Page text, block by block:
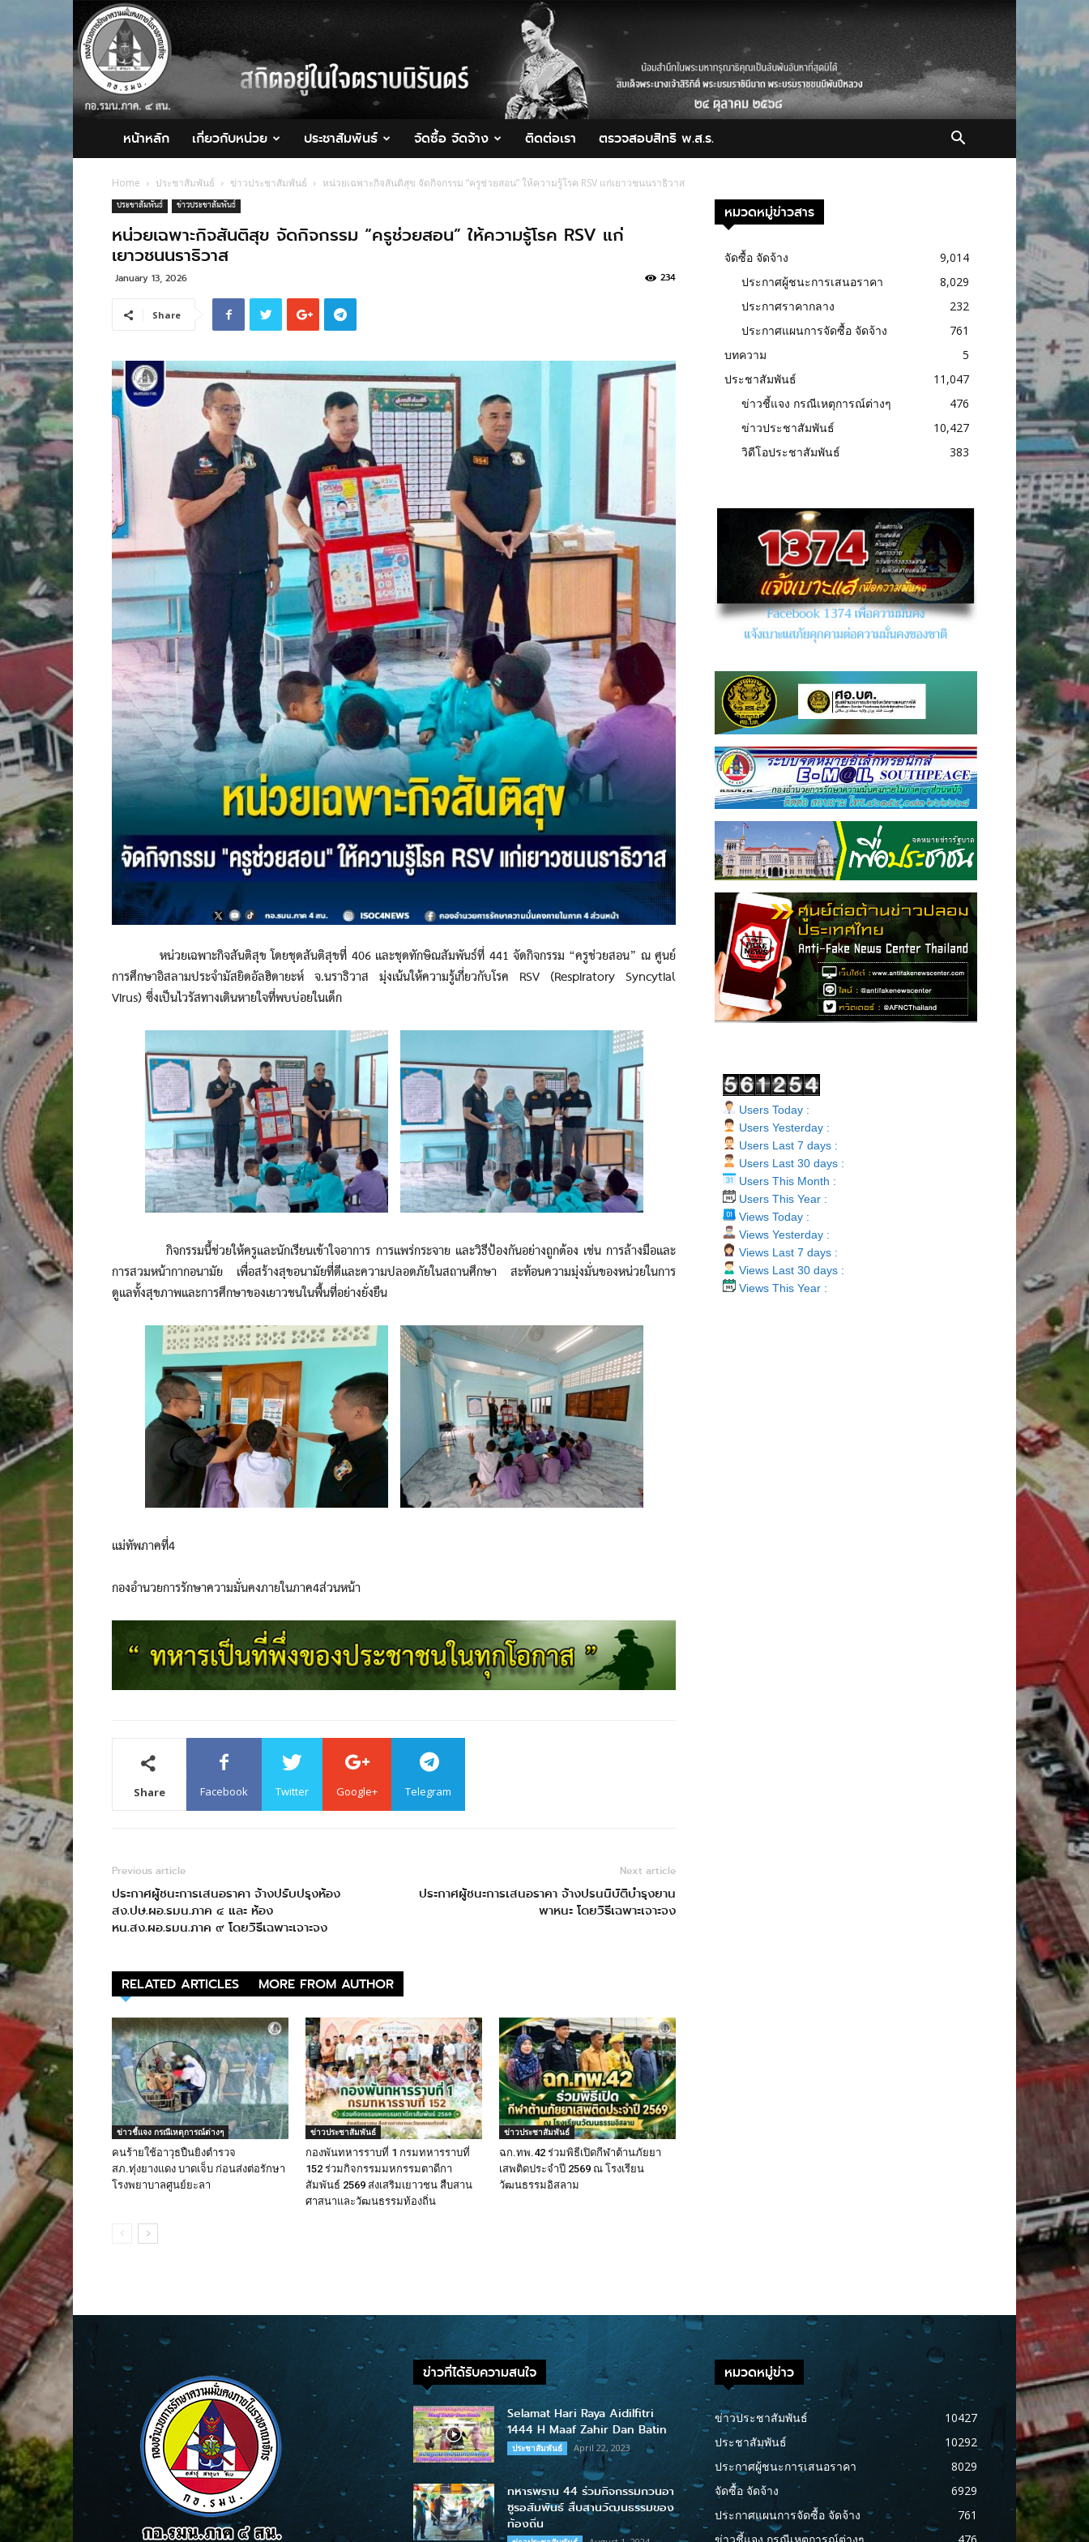
กอ.รมน.ภาค
4
สน.
หน้าหลัก เกี่ยวกับหน่วย ประชาสัมพันธ์ จัดซื้อ จัดจ้าง ติดต่อเรา ตรวจสอบสิทธิ พ.ส.ร.
Home ประชาสัมพันธ์ ข่าวประชาสัมพันธ์ หน่วยเฉพาะกิจสันติสุข จัดกิจกรรม “ครูช่วยสอน” ให้ความรู้โรค RSV แก่เยาวชนนราธิวาส
ประชาสัมพันธ์ ข่าวประชาสัมพันธ์
หน่วยเฉพาะกิจสันติสุข จัดกิจกรรม “ครูช่วยสอน” ให้ความรู้โรค RSV แก่
เยาวชนนราธิวาส
January 13, 2026 234
Share
หน่วยเฉพาะกิจสันติสุข โดยชุดสันติสุขที่ 406 และชุดทักษิณสัมพันธ์ที่ 441 จัดกิจกรรม “ครูช่วยสอน” ณ ศูนย์
การศึกษาอิสลามประจำมัสยิดอัลฮิดายะห์ จ.นราธิวาส มุ่งเน้นให้ความรู้เกี่ยวกับโรค RSV (Respiratory Syncytial
Virus) ซึ่งเป็นไวรัสทางเดินหายใจที่พบบ่อยในเด็ก
กิจกรรมนี้ช่วยให้ครูและนักเรียนเข้าใจอาการ การแพร่กระจาย และวิธีป้องกันอย่างถูกต้อง เช่น การล้างมือและ
การสวมหน้ากากอนามัย เพื่อสร้างสุขอนามัยที่ดีและความปลอดภัยในสถานศึกษา สะท้อนความมุ่งมั่นของหน่วยในการ
ดูแลทั้งสุขภาพและการศึกษาของเยาวชนในพื้นที่อย่างยั่งยืน
แม่ทัพภาคที่4
กองอำนวยการรักษาความมั่นคงภายในภาค4ส่วนหน้า
Share Facebook Twitter Google+ Telegram
Previous article
ประกาศผู้ชนะการเสนอราคา จ้างปรับปรุงห้อง
สง.ปษ.ผอ.รมน.ภาค ๔ และ ห้อง
หน.สง.ผอ.รมน.ภาค ๙ โดยวิธีเฉพาะเจาะจง
Next article
ประกาศผู้ชนะการเสนอราคา จ้างปรนนิบัติบำรุงยาน
พาหนะ โดยวิธีเฉพาะเจาะจง
RELATED ARTICLES MORE FROM AUTHOR
ข่าวชี้แจง กรณีเหตุการณ์ต่างๆ
คนร้ายใช้อาวุธปืนยิงตำรวจ
สภ.ทุ่งยางแดง บาดเจ็บ ก่อนส่งต่อรักษา
โรงพยาบาลศูนย์ยะลา
ข่าวประชาสัมพันธ์
กองพันทหารราบที่ 1 กรมทหารราบที่
152 ร่วมกิจกรรมมหกรรมตาดีกา
สัมพันธ์ 2569 ส่งเสริมเยาวชน สืบสาน
ศาสนาและวัฒนธรรมท้องถิ่น
ข่าวประชาสัมพันธ์
ฉก.ทพ.42 ร่วมพิธีเปิดกีฬาต้านภัยยา
เสพติดประจำปี 2569 ณ โรงเรียน
วัฒนธรรมอิสลาม
หมวดหมู่ข่าวสาร
จัดซื้อ จัดจ้าง
9,014
ประกาศผู้ชนะการเสนอราคา
8,029
ประกาศราคากลาง
232
ประกาศแผนการจัดซื้อ จัดจ้าง
761
บทความ
5
ประชาสัมพันธ์
11,047
ข่าวชี้แจง กรณีเหตุการณ์ต่างๆ
476
ข่าวประชาสัมพันธ์
10,427
วิดีโอประชาสัมพันธ์
383
Users Today :
Users Yesterday :
Users Last 7 days :
Users Last 30 days :
Users This Month :
Users This Year :
Views Today :
Views Yesterday :
Views Last 7 days :
Views Last 30 days :
Views This Year :
ข่าวที่ได้รับความสนใจ
Selamat Hari Raya Aidilfitri
1444 H Maaf Zahir Dan Batin
ประชาสัมพันธ์ April 22, 2023
ทหารพราน 44 ร่วมกิจกรรมกวนอา
ซูรอสัมพันธ์ สืบสานวัฒนธรรมของ
ท้องถิ่น
หมวดหมู่ข่าว
ข่าวประชาสัมพันธ์
10427
ประชาสัมพันธ์
10292
ประกาศผู้ชนะการเสนอราคา
8029
จัดซื้อ จัดจ้าง
6929
ประกาศแผนการจัดซื้อ จัดจ้าง
761